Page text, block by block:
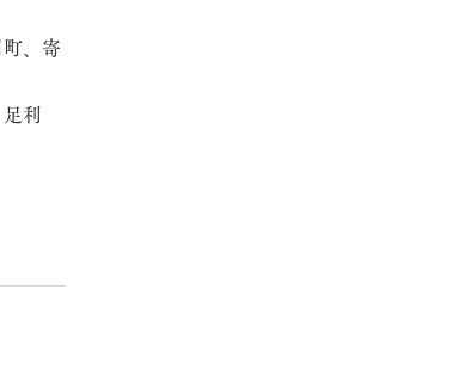
、寄
利